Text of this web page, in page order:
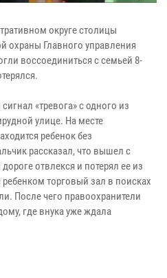
округе столицы
охраны Главного управления
воссоединиться с семьей 8-
«тревога» с одного из
улице. На месте
ребенок без
рассказал, что вышел с
отвлекся и потерял ее из
торговый зал в поисках
После чего правоохранители
где внука уже ждала